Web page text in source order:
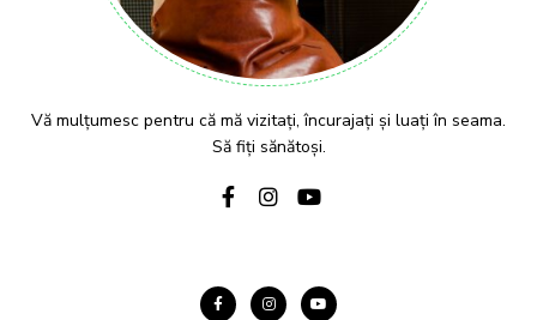
Vă mulțumesc pentru că mă vizitați, încurajați și luați în seama.
Să fiți sănătoși.